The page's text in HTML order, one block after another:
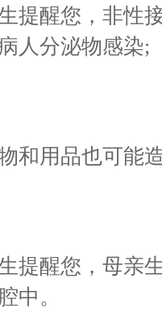
醒您，非性接
人分泌物感染;
用品也可能
醒您，母亲生
中。